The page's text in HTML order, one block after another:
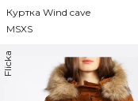
Куртка Wind cave
MSXS
Flicka